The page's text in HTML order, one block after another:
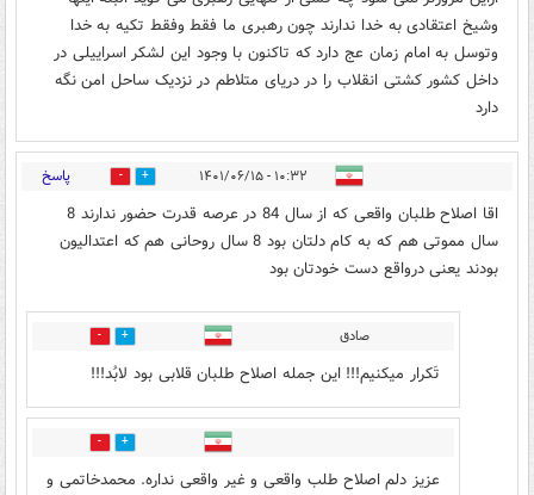
وشیخ اعتقادی به خدا ندارند چون رهبری ما فقط وفقط تکیه به خدا
وتوسل به امام زمان عج دارد که تاکنون با وجود این لشکر اسراییلی در
داخل کشور کشتی انقلاب را در دریای متلاطم در نزدیک ساحل امن نگه
دارد
۱۰:۳۲ - ۱۴۰۱/۰۶/۱۵ 5 پاسخ
اقا اصلاح طلبان واقعی که از سال 84 در عرصه قدرت حضور ندارند 8
سال مموتی هم که به کام دلتان بود 8 سال روحانی هم که اعتدالیون
بودند یعنی درواقع دست خودتان بود
صادق 0
تَکرار میکنیم!!! این جمله اصلاح طلبان قلابی بود لابُد!!!
3
عزیز دلم اصلاح طلب واقعی و غیر واقعی نداره. محمدخاتمی و